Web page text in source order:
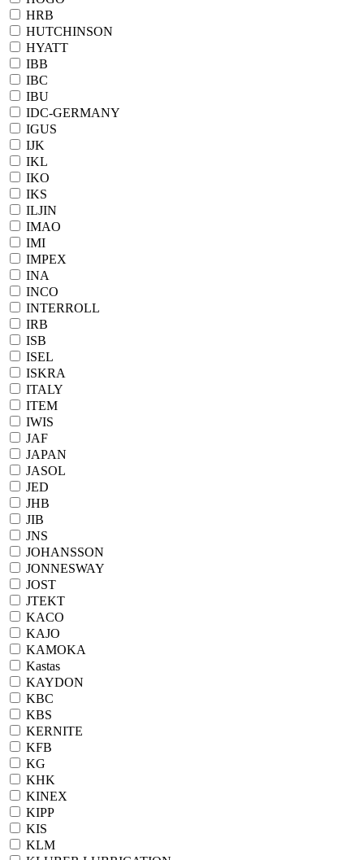
HRB
HUTCHINSON
HYATT
IBB
IBC
IBU
IDC-GERMANY
IGUS
IJK
IKL
IKO
IKS
ILJIN
IMAO
IMI
IMPEX
INA
INCO
INTERROLL
IRB
ISB
ISEL
ISKRA
ITALY
ITEM
IWIS
JAF
JAPAN
JASOL
JED
JHB
JIB
JNS
JOHANSSON
JONNESWAY
JOST
JTEKT
KACO
KAJO
KAMOKA
Kastas
KAYDON
KBC
KBS
KERNITE
KFB
KG
KHK
KINEX
KIPP
KIS
KLM